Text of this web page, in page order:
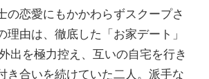
の恋愛にもかかわらずスクープさ
理由は、徹底した「お家デート」
出を極力控え、互いの自宅を行き
き合いを続けていた二人。派手な